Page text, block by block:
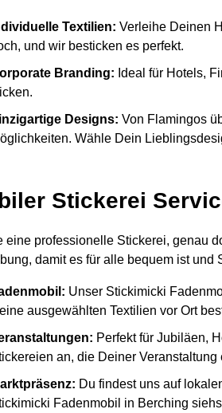
Textilien: Verleihe Deinen
und wir besticken es perfekt.
Branding: Ideal für Hotels,
Designs: Von Flamingos
Wähle Dein
Stickerei
eine professionelle Stickerei, genau
damit es für alle bequem ist und
Unser Stickimicki
ausgewählten Textilien vor Ort
Perfekt für Jubiläen,
an, die Deiner
Du findest uns auf
Fadenmobil in Berching